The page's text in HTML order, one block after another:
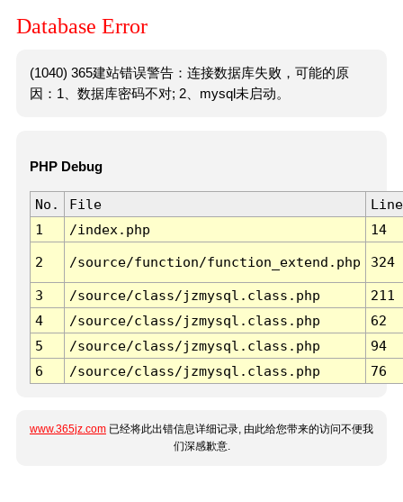
Database Error
(1040) 365建站错误警告：连接数据库失败，可能的原
因：1、数据库密码不对; 2、mysql未启动。
PHP Debug
No. File
Line
1
/index.php 14
2 /source/function/function_extend.php 324
3 /source/class/jzmysql.class.php
211
4
/source/class/jzmysql.class.php
62
5
/source/class/jzmysql.class.php
94
6
/source/class/jzmysql.class.php 76
www.365jz.com 已经将此出错信息详细记录, 由此给您带来的访问不便我
们深感歉意.